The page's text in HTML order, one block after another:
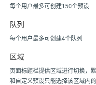
每个用户最多可创建150个预设
队列
每个用户最多可创建4个队列
区域
页面标题栏提供区域进行切换，
和自定义预设只能选择该区域内